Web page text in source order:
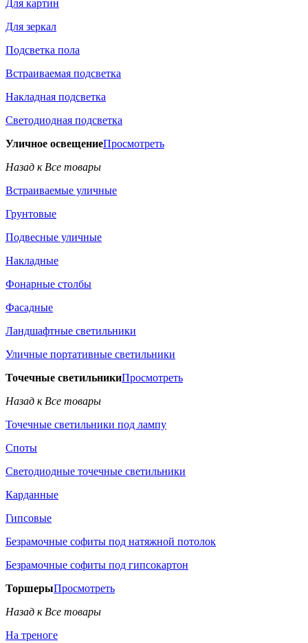
Для картин
Для зеркал
Подсветка пола
Встраиваемая подсветка
Накладная подсветка
Светодиодная подсветка
Уличное освещениеПросмотреть
Назад к Все товары
Встраиваемые уличные
Грунтовые
Подвесные уличные
Накладные
Фонарные столбы
Фасадные
Ландшафтные светильники
Уличные портативные светильники
Точечные светильникиПросмотреть
Назад к Все товары
Точечные светильники под лампу
Споты
Светодиодные точечные светильники
Карданные
Гипсовые
Безрамочные софиты под натяжной потолок
Безрамочные софиты под гипсокартон
ТоршерыПросмотреть
Назад к Все товары
На треноге